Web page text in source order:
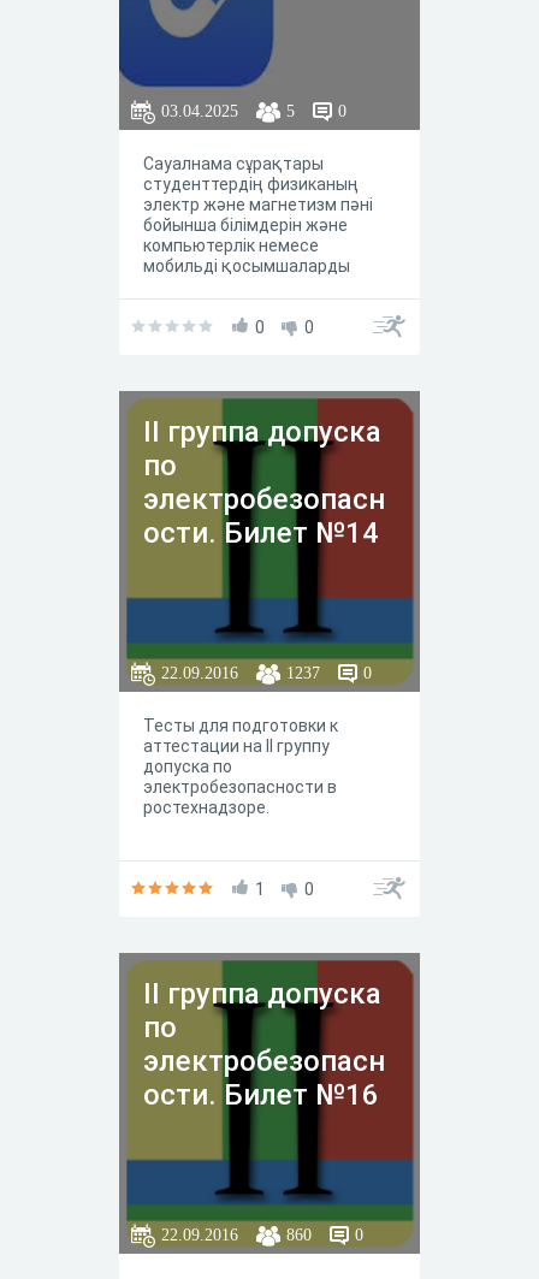
03.04.2025 5 0
Сауалнама сұрақтары
студенттердің физиканың
электр және магнетизм пәні
бойынша білімдерін және
компьютерлік немесе
мобильді қосымшаларды
пікірлерін анықтауға арналған
0 0
II группа допуска
по
электробезопасн
ости. Билет №14
22.09.2016 1237 0
Тесты для подготовки к
аттестации на II группу
допуска по
электробезопасности в
ростехнадзоре.
1 0
II группа допуска
по
электробезопасн
ости. Билет №16
22.09.2016 860 0